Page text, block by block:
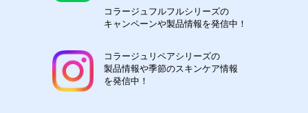
コラージュフルフルシリーズの
キャンペーンや製品情報を発信中！
コラージュリペアシリーズの
製品情報や季節のスキンケア情報
を発信中！